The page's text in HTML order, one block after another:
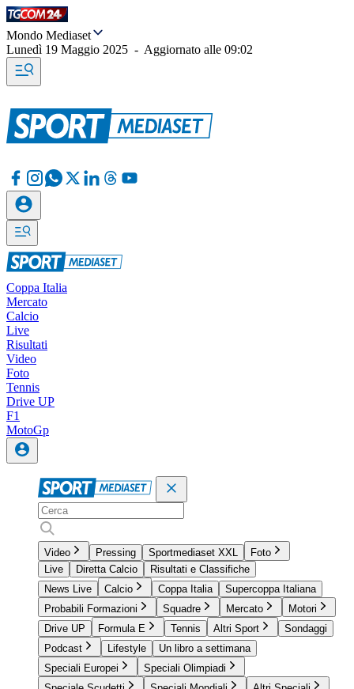
Mondo Mediaset
Lunedì 19 Maggio 2025 - Aggiornato alle 09:02
Coppa Italia
Mercato
Calcio
Live
Risultati
Video
Foto
Tennis
Drive UP
F1
MotoGp
Video Pressing Sportmediaset XXL
Foto
Live
Diretta Calcio
Risultati e Classifiche
News Live
Calcio Coppa Italia
Supercoppa Italiana
Probabili Formazioni
Squadre Mercato
Motori
Drive UP
Formula E Tennis Altri Sport
Sondaggi
Podcast
Lifestyle
Un libro a settimana
Speciali Europei
Speciali Olimpiadi